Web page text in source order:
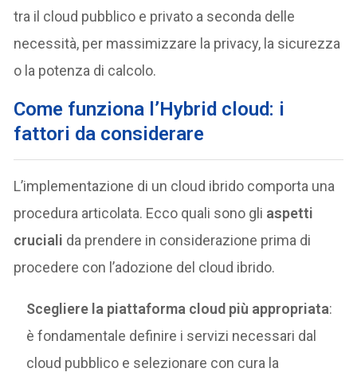
tra il cloud pubblico e privato a seconda delle
necessità, per massimizzare la privacy, la sicurezza
o la potenza di calcolo.
Come funziona l’Hybrid cloud: i
fattori da considerare
L’implementazione di un cloud ibrido comporta una
procedura articolata. Ecco quali sono gli aspetti
cruciali da prendere in considerazione prima di
procedere con l’adozione del cloud ibrido.
Scegliere la piattaforma cloud più appropriata:
è fondamentale definire i servizi necessari dal
cloud pubblico e selezionare con cura la